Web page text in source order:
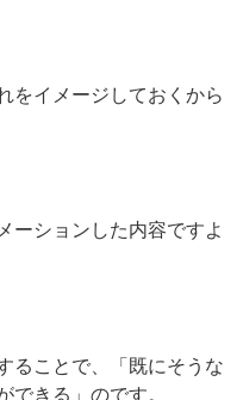
をイメージしておくから
ーションした内容ですよ
ることで、「既にそうな
できる」のです。